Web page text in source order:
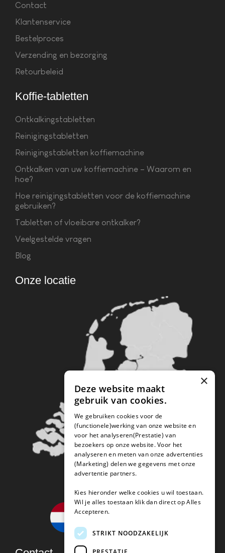
Contact
Klantenservice
Bestelproces
Verzending en bezorging
Retourbeleid
Koffie-tabletten
Ontkalkingstabletten
Reinigingstabletten
Reinigingstabletten koffiemachine
Ontkalken van uw koffiemachine – Waarom en
hoe?
Hoe reinigingstabletten voor de koffiemachine
gebruiken?
Tabletten of vloeibare ontkalker?
Veelgestelde vragen
Blog
Onze locatie
×
Deze website maakt
gebruik van cookies.
We gebruiken cookies voor de
(functionele)werking van onze website en
voor het analyseren(Prestatie) van
bezoekers op onze website. Voor het
analyseren en meten van onze advertenties
(Marketing) delen we gegevens met onze
advertentie partners.
Kies hieronder welke cookies u wil toestaan.
Wil je alles toestaan klik dan direct op Alles
Accepteren.
STRIKT NOODZAKELIJK